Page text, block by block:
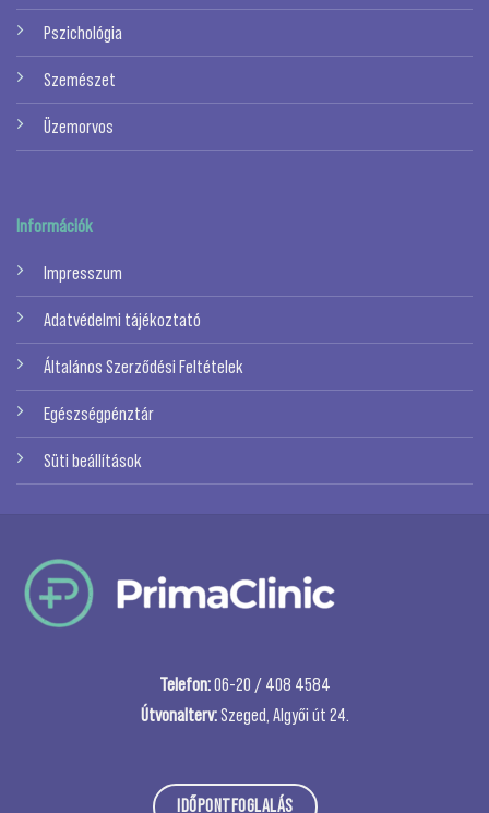
Pszichológia
Szemészet
Üzemorvos
Információk
Impresszum
Adatvédelmi tájékoztató
Általános Szerződési Feltételek
Egészségpénztár
Süti beállítások
Telefon:06-20 / 408 4584
Útvonalterv:Szeged, Algyői út 24.
IDŐPONTFOGLALÁS